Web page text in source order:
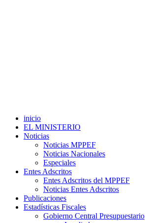
inicio
EL MINISTERIO
Noticias
Noticias MPPEF
Noticias Nacionales
Especiales
Entes Adscritos
Entes Adscritos del MPPEF
Noticias Entes Adscritos
Publicaciones
Estadísticas Fiscales
Gobierno Central Presupuestario